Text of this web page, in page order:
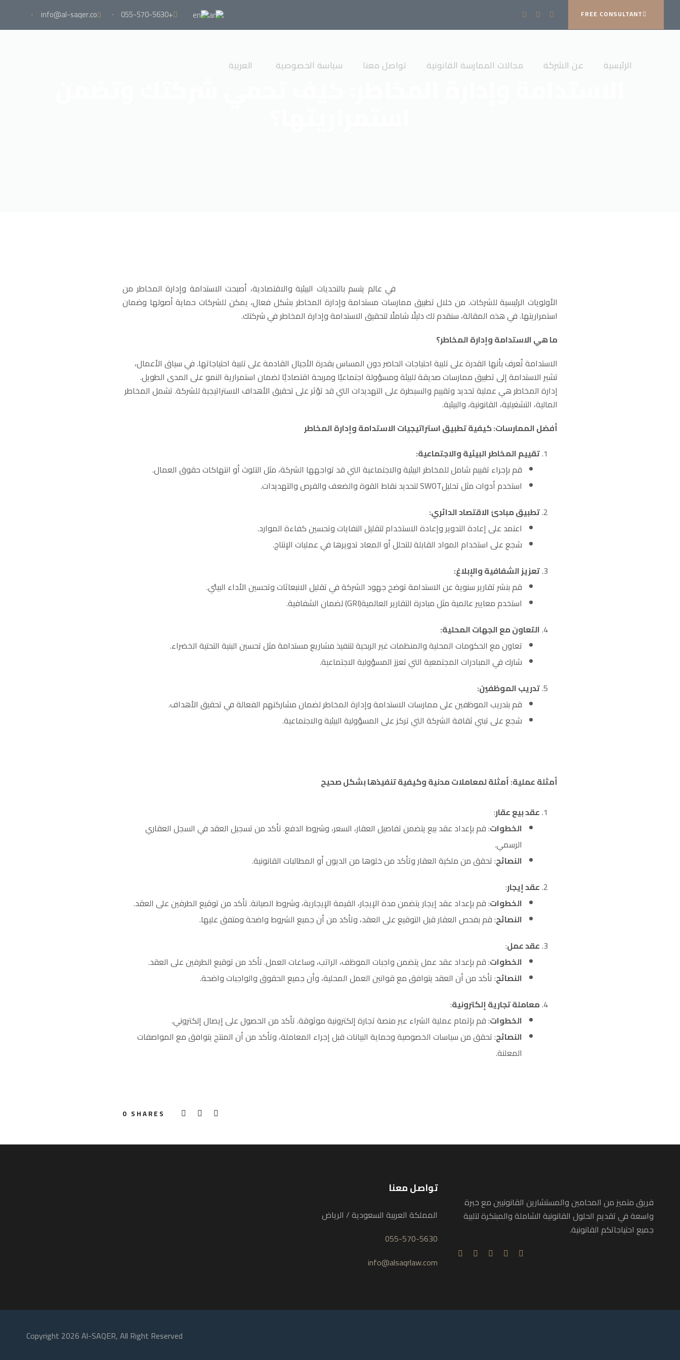
+055-570-5630
·
info@al-saqer.co
· FREE CONSULTANT
الرئيسية عن الشركة مجالات الممارسة القانونية تواصل معنا سياسة الخصوصية العربية
في عالم يتسم بالتحديات البيئية والاقتصادية، أصبحت الاستدامة وإدارة المخاطر من
الأولويات الرئيسية للشركات. من خلال تطبيق ممارسات مستدامة وإدارة المخاطر بشكل فعال، يمكن للشركات حماية أصولها وضمان
استمراريتها. في هذه المقالة، سنقدم لك دليلًا شاملًا لتحقيق الاستدامة وإدارة المخاطر في شركتك.
ما هي الاستدامة وإدارة المخاطر؟
الاستدامة تُعرف بأنها القدرة على تلبية احتياجات الحاضر دون المساس بقدرة الأجيال القادمة على تلبية احتياجاتها. في سياق الأعمال،
تشير الاستدامة إلى تطبيق ممارسات صديقة للبيئة ومسؤولة اجتماعيًا ومربحة اقتصاديًا لضمان استمرارية النمو على المدى الطويل.
إدارة المخاطر هي عملية تحديد وتقييم والسيطرة على التهديدات التي قد تؤثر على تحقيق الأهداف الاستراتيجية للشركة. تشمل المخاطر
المالية، التشغيلية، القانونية، والبيئية.
أفضل الممارسات: كيفية تطبيق استراتيجيات الاستدامة وإدارة المخاطر
تقييم المخاطر البيئية والاجتماعية:
قم بإجراء تقييم شامل للمخاطر البيئية والاجتماعية التي قد تواجهها الشركة، مثل التلوث أو انتهاكات حقوق العمال.
استخدم أدوات مثل تحليلSWOT لتحديد نقاط القوة والضعف والفرص والتهديدات.
تطبيق مبادئ الاقتصاد الدائري:
اعتمد على إعادة التدوير وإعادة الاستخدام لتقليل النفايات وتحسين كفاءة الموارد.
شجع على استخدام المواد القابلة للتحلل أو المعاد تدويرها في عمليات الإنتاج.
تعزيز الشفافية والإبلاغ:
قم بنشر تقارير سنوية عن الاستدامة توضح جهود الشركة في تقليل الانبعاثات وتحسين الأداء البيئي.
استخدم معايير عالمية مثل مبادرة التقارير العالمية(GRI) لضمان الشفافية.
التعاون مع الجهات المحلية:
تعاون مع الحكومات المحلية والمنظمات غير الربحية لتنفيذ مشاريع مستدامة مثل تحسين البنية التحتية الخضراء.
شارك في المبادرات المجتمعية التي تعزز المسؤولية الاجتماعية.
تدريب الموظفين:
قم بتدريب الموظفين على ممارسات الاستدامة وإدارة المخاطر لضمان مشاركتهم الفعالة في تحقيق الأهداف.
شجع على تبني ثقافة الشركة التي تركز على المسؤولية البيئية والاجتماعية.
أمثلة عملية: أمثلة لمعاملات مدنية وكيفية تنفيذها بشكل صحيح
عقد بيع عقار:
الخطوات: قم بإعداد عقد بيع يتضمن تفاصيل العقار، السعر، وشروط الدفع. تأكد من تسجيل العقد في السجل العقاري
الرسمي.
النصائح: تحقق من ملكية العقار وتأكد من خلوها من الديون أو المطالبات القانونية.
عقد إيجار:
الخطوات: قم بإعداد عقد إيجار يتضمن مدة الإيجار، القيمة الإيجارية، وشروط الصيانة. تأكد من توقيع الطرفين على العقد.
النصائح: قم بفحص العقار قبل التوقيع على العقد، وتأكد من أن جميع الشروط واضحة ومتفق عليها.
عقد عمل:
الخطوات: قم بإعداد عقد عمل يتضمن واجبات الموظف، الراتب، وساعات العمل. تأكد من توقيع الطرفين على العقد.
النصائح: تأكد من أن العقد يتوافق مع قوانين العمل المحلية، وأن جميع الحقوق والواجبات واضحة.
معاملة تجارية إلكترونية:
الخطوات: قم بإتمام عملية الشراء عبر منصة تجارة إلكترونية موثوقة. تأكد من الحصول على إيصال إلكتروني.
النصائح: تحقق من سياسات الخصوصية وحماية البيانات قبل إجراء المعاملة، وتأكد من أن المنتج يتوافق مع المواصفات
المعلنة.
0 SHARES
فريق متميز من المحامين والمستشارين القانونيين مع خبرة
واسعة في تقديم الحلول القانونية الشاملة والمبتكرة لتلبية
جميع احتياجاتكم القانونية.
تواصل معنا
المملكة العربية السعودية / الرياض
055-570-5630
info@alsaqrlaw.com
Copyright 2026 Al-SAQER, All Right Reserved